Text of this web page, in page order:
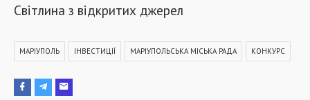
Світлина з відкритих джерел
МАРІУПОЛЬ ІНВЕСТИЦІЇ МАРІУПОЛЬСЬКА МІСЬКА РАДА КОНКУРС